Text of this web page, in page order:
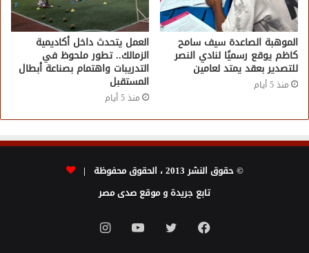
الموهبة الصاعدة سيف سامح
كاظم يوقع رسميًا لنادي النصر
للتصدير بعقد يمتد لعامين
منذ 5 أيام
العمل يتحدث داخل أكاديمية
الزمالك.. تطور ملحوظ في
التدريبات واهتمام بصناعة أبطال
المستقبل
منذ 5 أيام
© حقوق النشر 2013 ، الحقوق محفوظة |
تابع جريدة و موقع صدى مصر
فيسبوك تويتر يوتيوبانستقرام